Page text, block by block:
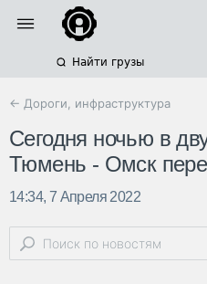
Найти грузы
← Дороги, инфраструктура
Сегодня ночью в
Тюмень - Омск
14:34, 7 Апреля 2022